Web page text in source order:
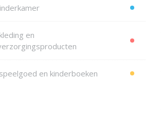
en
en kinderboeken